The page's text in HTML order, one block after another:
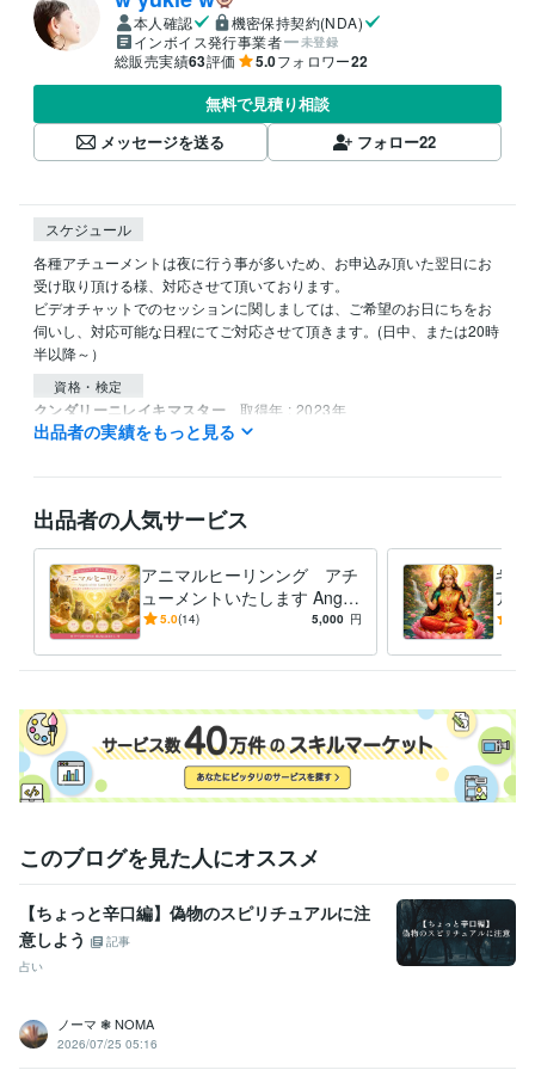
本人確認
機密保持契約(NDA)
インボイス発行事業者
未登録
総販売実績63評価 5.0フォロワー22
無料で見積り相談
メッセージを送る
フォロー22
スケジュール
各種アチューメントは夜に行う事が多いため、お申込み頂いた翌日にお
受け取り頂ける様、対応させて頂いております。
ビデオチャットでのセッションに関しましては、ご希望のお日にちをお
伺いし、対応可能な日程にてご対応させて頂きます。(日中、または20時
半以降～）
資格・検定
クンダリーニレイキマスター 取得年 : 2023年
占い 九星気学、断易、ヒーリング
出品者の実績をもっと見る
出品者の人気サービス
アニマルヒーリンング アチ
ューメントいたします Angel
s of the Earth アニマルヒー
5.0(14) 5,000 円
ギフ
アチ
女神
このブログを見た人にオススメ
【ちょっと辛口編】偽物のスピリチュアルに注
意しよう
記事
占い
ノーマ ❃ NOMA
2026/07/25 05:16